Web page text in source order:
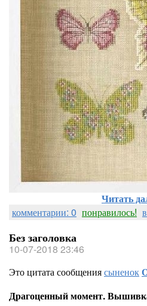
Читать
комментарии: 0 понравилось!
Без заголовка
10-07-2018 23:46
Это цитата сообщениясыненок
Драгоценный момент.